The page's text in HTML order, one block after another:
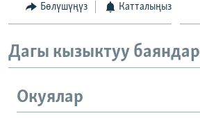
Бөлүшүңүз Катталыңыз
Дагы кызыктуу баяндар
Окуялар